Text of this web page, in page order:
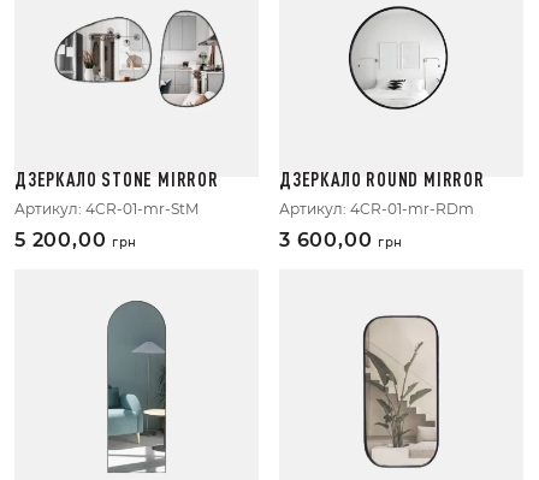
ДЗЕРКАЛО STONE MIRROR
Артикул: 4CR-01-mr-StM
5 200,00 грн
ДЗЕРКАЛО ROUND MIRROR
Артикул: 4CR-01-mr-RDm
3 600,00 грн